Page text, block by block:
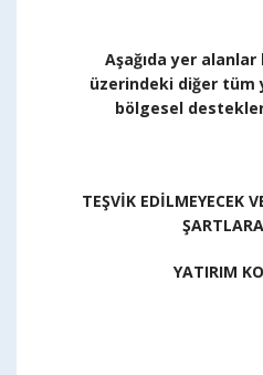
Aşağıda yer alanlar
üzerindeki diğer tüm
bölgesel
TEŞVİK EDİLMEYECEK
YATIRIM